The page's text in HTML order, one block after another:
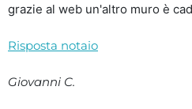
grazie al web un'altro muro è
Risposta notaio
Giovanni C.